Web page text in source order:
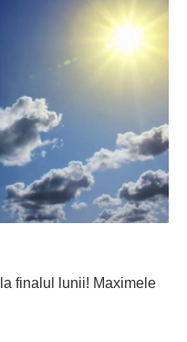
finalul lunii! Maximele